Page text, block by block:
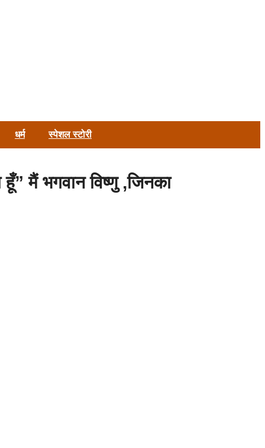
धर्म स्पेशल स्टोरी
मैं भगवान विष्णु ,जिनका